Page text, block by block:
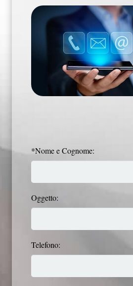
*Nome e Cognome:
Oggetto:
Telefono: